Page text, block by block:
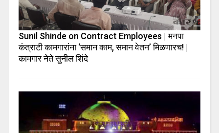
Sunil Shinde on Contract Employees | मनपा
कंत्राटी कामगारांना ‘समान काम, समान वेतन’ मिळणारच! |
कामगार नेते सुनील शिंदे